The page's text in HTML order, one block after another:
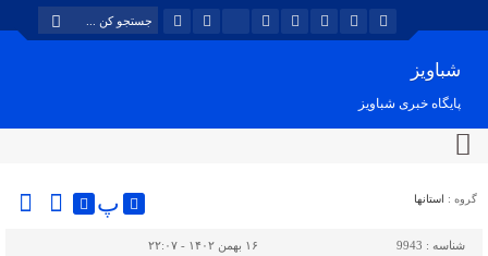
شباویز
پایگاه خبری شباویز
گروه : استانها پ
شناسه : 9943 ۱۶ بهمن ۱۴۰۲ - ۲۲:۰۷